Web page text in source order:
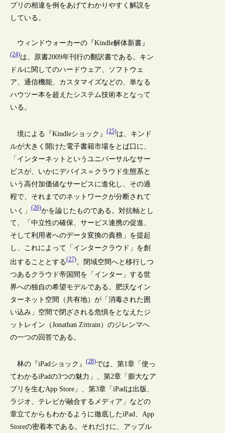
プリの相違を例をあげてわかりやすく解説を
している。
ウィンドウォーカーの『Kindle解体新書』
(24)は、原書2009年刊行の翻訳書である。キン
ドルに関してのハードウェア、ソフトウェ
ア、通信機能、カスタマイズなどの、単なる
ハウツー本を超えたシステム技術本となって
いる。
境による『Kindleショック』(25)は、キンド
ルが大きく開けた電子書籍市場をとば口に、
「インターネットというユニバーサルなサー
ビスが、いかにデバイス＝クラウド生態系と
いう高付加価値なサービスに進化し、その過
程で、それまでのネットワークが分断されて
いく」(26)かを論じたものである。対抗軸とし
て、「中立性の確保、サービス連携の促進、
そして利用者へのデータ変換の責務」を提起
し、これによって「インタークラウド」を創
出することとする(27)。閉域空間へと移行しつ
つあるクラウド帝国間を「インター」する世
界への独自の希望モデルである。肥沃なイン
ターネット空間（共有地）が「消毒された囲
い込み」空間で閉ざされる危惧をとなえたジ
ットレイン（Jonathan Zittrain）のジレンマへ
の一つの回答である。
林の『iPadショック』(28)では、第1章「使っ
てわかるiPadの3つの魅力」、第2章「膨大なア
プリを生むApp Store」、第3章「iPadは出版、
ラジオ、テレビが融合するメディア」などの
章立てからもわかるように徹底したiPad、App
Storeの密着本である。それだけに、アップル